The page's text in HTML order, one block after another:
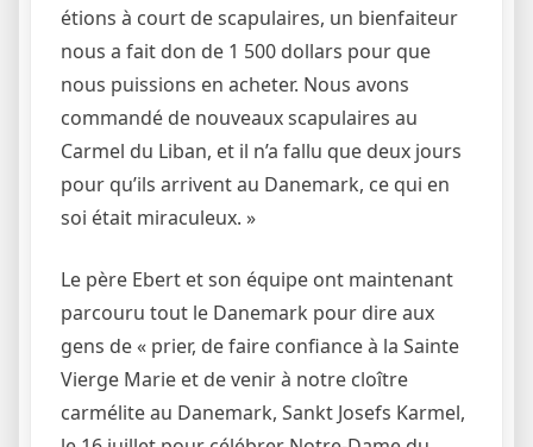
étions à court de scapulaires, un bienfaiteur
nous a fait don de 1 500 dollars pour que
nous puissions en acheter. Nous avons
commandé de nouveaux scapulaires au
Carmel du Liban, et il n’a fallu que deux jours
pour qu’ils arrivent au Danemark, ce qui en
soi était miraculeux. »
Le père Ebert et son équipe ont maintenant
parcouru tout le Danemark pour dire aux
gens de « prier, de faire confiance à la Sainte
Vierge Marie et de venir à notre cloître
carmélite au Danemark, Sankt Josefs Karmel,